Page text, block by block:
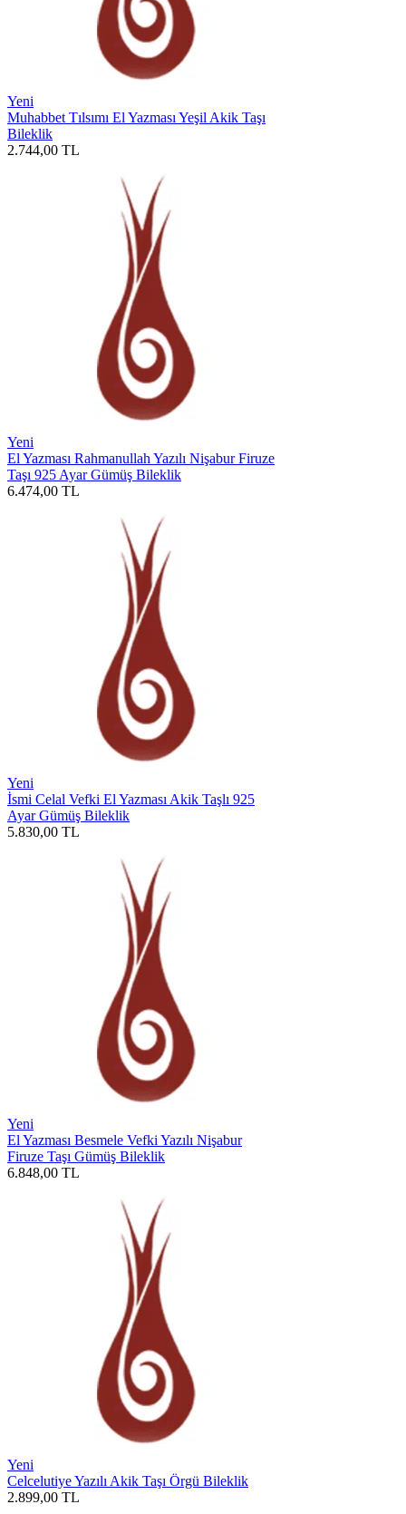
Yeni
Muhabbet Tılsımı El Yazması Yeşil Akik Taşı
Bileklik
2.744,00 TL
Yeni
El Yazması Rahmanullah Yazılı Nişabur Firuze
Taşı 925 Ayar Gümüş Bileklik
6.474,00 TL
Yeni
İsmi Celal Vefki El Yazması Akik Taşlı 925
Ayar Gümüş Bileklik
5.830,00 TL
Yeni
El Yazması Besmele Vefki Yazılı Nişabur
Firuze Taşı Gümüş Bileklik
6.848,00 TL
Yeni
Celcelutiye Yazılı Akik Taşı Örgü Bileklik
2.899,00 TL